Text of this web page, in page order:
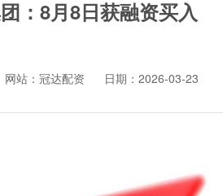
：8月8日获融资买入
网站：冠达配资
日期：2026-03-23